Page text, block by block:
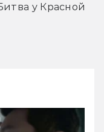
у Красной